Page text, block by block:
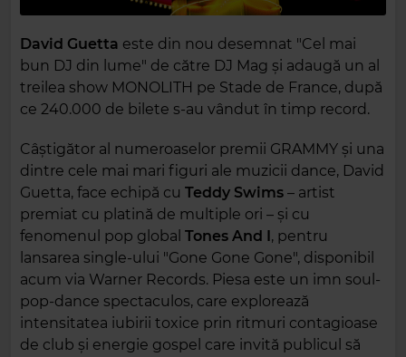
David Guetta este din nou desemnat "Cel mai
bun DJ din lume" de către DJ Mag și adaugă un al
treilea show MONOLITH pe Stade de France, după
ce 240.000 de bilete s-au vândut în timp record.
Câștigător al numeroaselor premii GRAMMY și una
dintre cele mai mari figuri ale muzicii dance, David
Guetta, face echipă cu Teddy Swims – artist
premiat cu platină de multiple ori – și cu
fenomenul pop global Tones And I, pentru
lansarea single-ului "Gone Gone Gone", disponibil
acum via Warner Records. Piesa este un imn soul-
pop-dance spectaculos, care explorează
intensitatea iubirii toxice prin ritmuri contagioase
de club și energie gospel care invită publicul să